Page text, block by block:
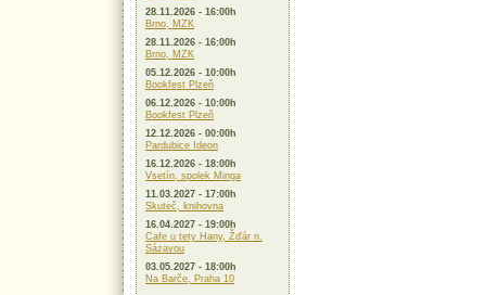
28.11.2026 - 16:00h
Brno, MZK
28.11.2026 - 16:00h
Brno, MZK
05.12.2026 - 10:00h
Bookfest Plzeň
06.12.2026 - 10:00h
Bookfest Plzeň
12.12.2026 - 00:00h
Pardubice Ideon
16.12.2026 - 18:00h
Vsetín, spolek Minga
11.03.2027 - 17:00h
Skuteč, knihovna
16.04.2027 - 19:00h
Cafe u tety Hany, Žďár n.
Sázavou
03.05.2027 - 18:00h
Na Barče, Praha 10